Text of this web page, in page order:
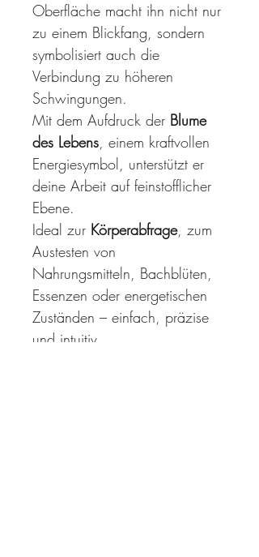
Oberfläche macht ihn nicht nur
zu einem Blickfang, sondern
symbolisiert auch die
Verbindung zu höheren
Schwingungen.
Mit dem Aufdruck der Blume
des Lebens, einem kraftvollen
Energiesymbol, unterstützt er
deine Arbeit auf feinstofflicher
Ebene.
Ideal zur Körperabfrage, zum
Austesten von
Nahrungsmitteln, Bachblüten,
Essenzen oder energetischen
Zuständen – einfach, präzise
und intuitiv.